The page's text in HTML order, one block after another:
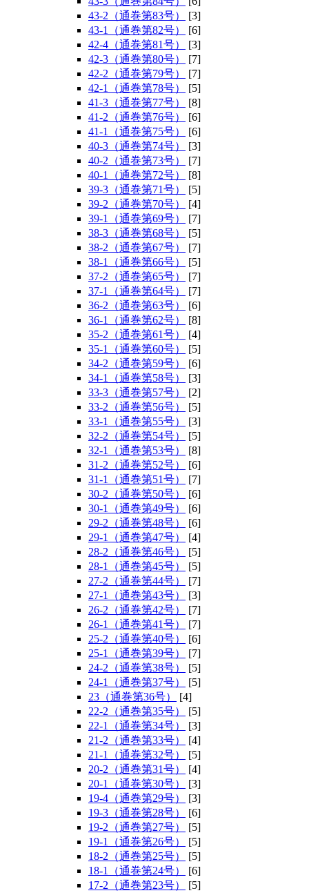
43-2（通巻第83号）
[3]
43-1（通巻第82号）
[6]
42-4（通巻第81号）
[3]
42-3（通巻第80号）
[7]
42-2（通巻第79号）
[7]
42-1（通巻第78号）
[5]
41-3（通巻第77号）
[8]
41-2（通巻第76号）
[6]
41-1（通巻第75号）
[6]
40-3（通巻第74号）
[3]
40-2（通巻第73号）
[7]
40-1（通巻第72号）
[8]
39-3（通巻第71号）
[5]
39-2（通巻第70号）
[4]
39-1（通巻第69号）
[7]
38-3（通巻第68号）
[5]
38-2（通巻第67号）
[7]
38-1（通巻第66号）
[5]
37-2（通巻第65号）
[7]
37-1（通巻第64号）
[7]
36-2（通巻第63号）
[6]
36-1（通巻第62号）
[8]
35-2（通巻第61号）
[4]
35-1（通巻第60号）
[5]
34-2（通巻第59号）
[6]
34-1（通巻第58号）
[3]
33-3（通巻第57号）
[2]
33-2（通巻第56号）
[5]
33-1（通巻第55号）
[3]
32-2（通巻第54号）
[5]
32-1（通巻第53号）
[8]
31-2（通巻第52号）
[6]
31-1（通巻第51号）
[7]
30-2（通巻第50号）
[6]
30-1（通巻第49号）
[6]
29-2（通巻第48号）
[6]
29-1（通巻第47号）
[4]
28-2（通巻第46号）
[5]
28-1（通巻第45号）
[5]
27-2（通巻第44号）
[7]
27-1（通巻第43号）
[3]
26-2（通巻第42号）
[7]
26-1（通巻第41号）
[7]
25-2（通巻第40号）
[6]
25-1（通巻第39号）
[7]
24-2（通巻第38号）
[5]
24-1（通巻第37号）
[5]
23（通巻第36号）
[4]
22-2（通巻第35号）
[5]
22-1（通巻第34号）
[3]
21-2（通巻第33号）
[4]
21-1（通巻第32号）
[5]
20-2（通巻第31号）
[4]
20-1（通巻第30号）
[3]
19-4（通巻第29号）
[3]
19-3（通巻第28号）
[6]
19-2（通巻第27号）
[5]
19-1（通巻第26号）
[5]
18-2（通巻第25号）
[5]
18-1（通巻第24号）
[6]
17-2（通巻第23号）
[5]